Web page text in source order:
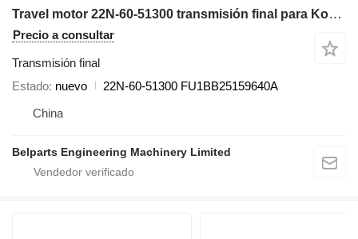
Travel motor 22N-60-51300 transmisión final para Komatsu PC45MR-5 PC50MR-5 PC55MR-5 miniexcavadora
Precio a consultar
Transmisión final
Estado nuevo
22N-60-51300 FU1BB25159640A
China
Belparts Engineering Machinery Limited